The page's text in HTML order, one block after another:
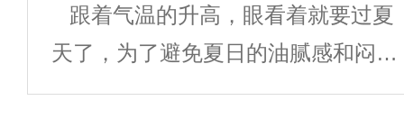
了”。 线下定做一批工作服的程
序 1、面料裁剪 客户指定规
格的面料，依照个人身形量制的尺寸
跟着气温的升高，眼看着就要过夏
天了，为了避免夏日的油腻感和闷
热，清凉个性的T恤衫天然是少不了